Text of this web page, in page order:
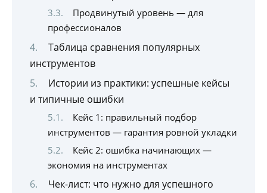
Продвинутый уровень — для
профессионалов
Таблица сравнения популярных
инструментов
Истории из практики: успешные кейсы
и типичные ошибки
Кейс 1: правильный подбор
инструментов — гарантия ровной укладки
Кейс 2: ошибка начинающих —
экономия на инструментах
Чек-лист: что нужно для успешного